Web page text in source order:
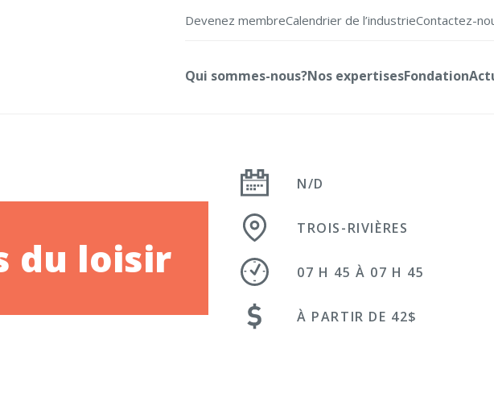
Devenez membreCalendrier de l’industrieContactez-
Qui sommes-nous?Nos expertisesFondation
du loisir
N/D
TROIS-RIVIÈRES
07 H 45 À 07 H 45
À PARTIR DE 42$